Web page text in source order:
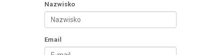
Nazwisko
Email